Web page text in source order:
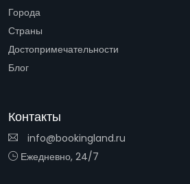
Города
Страны
Достопримечательности
Блог
Контакты
info@bookingland.ru
Ежедневно, 24/7